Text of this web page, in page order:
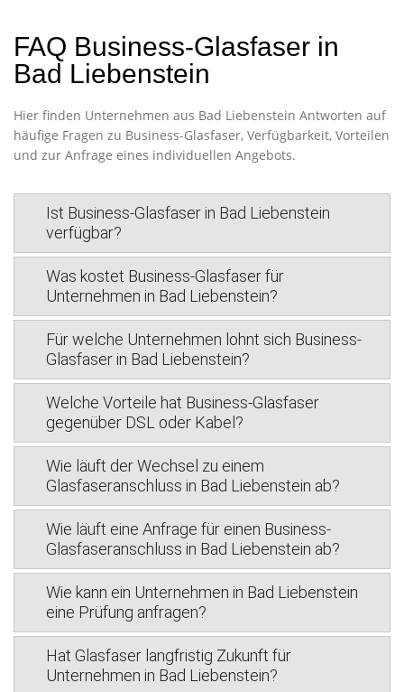
FAQ Business-Glasfaser in
Bad Liebenstein
Hier finden Unternehmen aus Bad Liebenstein Antworten auf
häufige Fragen zu Business-Glasfaser, Verfügbarkeit, Vorteilen
und zur Anfrage eines individuellen Angebots.
Ist Business-Glasfaser in Bad Liebenstein
verfügbar?
Was kostet Business-Glasfaser für
Unternehmen in Bad Liebenstein?
Für welche Unternehmen lohnt sich Business-
Glasfaser in Bad Liebenstein?
Welche Vorteile hat Business-Glasfaser
gegenüber DSL oder Kabel?
Wie läuft der Wechsel zu einem
Glasfaseranschluss in Bad Liebenstein ab?
Wie läuft eine Anfrage für einen Business-
Glasfaseranschluss in Bad Liebenstein ab?
Wie kann ein Unternehmen in Bad Liebenstein
eine Prüfung anfragen?
Hat Glasfaser langfristig Zukunft für
Unternehmen in Bad Liebenstein?